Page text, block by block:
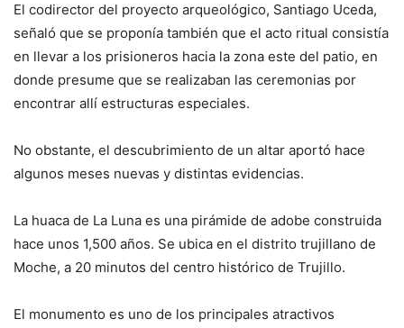
El codirector del proyecto arqueológico, Santiago Uceda,
señaló que se proponía también que el acto ritual consistía
en llevar a los prisioneros hacia la zona este del patio, en
donde presume que se realizaban las ceremonias por
encontrar allí estructuras especiales.
No obstante, el descubrimiento de un altar aportó hace
algunos meses nuevas y distintas evidencias.
La huaca de La Luna es una pirámide de adobe construida
hace unos 1,500 años. Se ubica en el distrito trujillano de
Moche, a 20 minutos del centro histórico de Trujillo.
El monumento es uno de los principales atractivos